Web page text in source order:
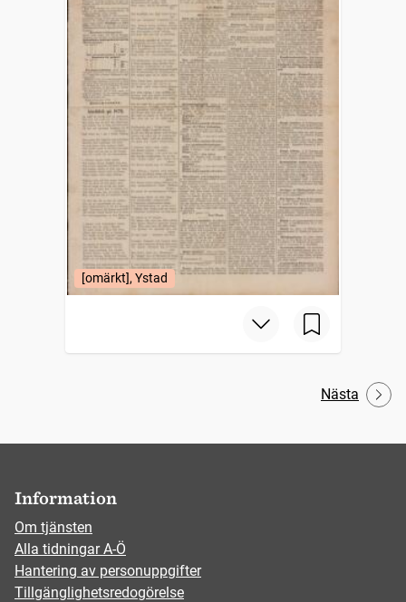
[omärkt], Ystad
Nästa
Information
Om tjänsten
Alla tidningar A-Ö
Hantering av personuppgifter
Tillgänglighetsredogörelse